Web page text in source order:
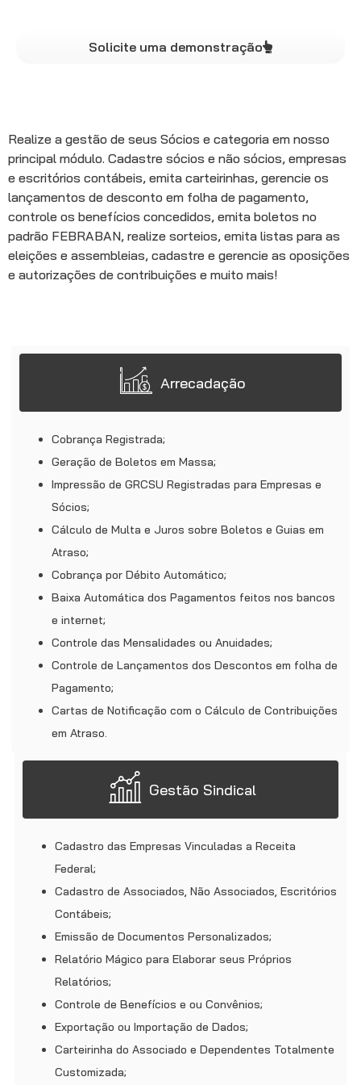
Solicite uma demonstração
Realize a gestão de seus Sócios e categoria em nosso
principal módulo. Cadastre sócios e não sócios, empresas
e escritórios contábeis, emita carteirinhas, gerencie os
lançamentos de desconto em folha de pagamento,
controle os benefícios concedidos, emita boletos no
padrão FEBRABAN, realize sorteios, emita listas para as
eleições e assembleias, cadastre e gerencie as oposições
e autorizações de contribuições e muito mais!
Arrecadação
Cobrança Registrada;
Geração de Boletos em Massa;
Impressão de GRCSU Registradas para Empresas e
Sócios;
Cálculo de Multa e Juros sobre Boletos e Guias em
Atraso;
Cobrança por Débito Automático;
Baixa Automática dos Pagamentos feitos nos bancos
e internet;
Controle das Mensalidades ou Anuidades;
Controle de Lançamentos dos Descontos em folha de
Pagamento;
Cartas de Notificação com o Cálculo de Contribuições
em Atraso.
Gestão Sindical
Cadastro das Empresas Vinculadas a Receita
Federal;
Cadastro de Associados, Não Associados, Escritórios
Contábeis;
Emissão de Documentos Personalizados;
Relatório Mágico para Elaborar seus Próprios
Relatórios;
Controle de Benefícios e ou Convênios;
Exportação ou Importação de Dados;
Carteirinha do Associado e Dependentes Totalmente
Customizada;